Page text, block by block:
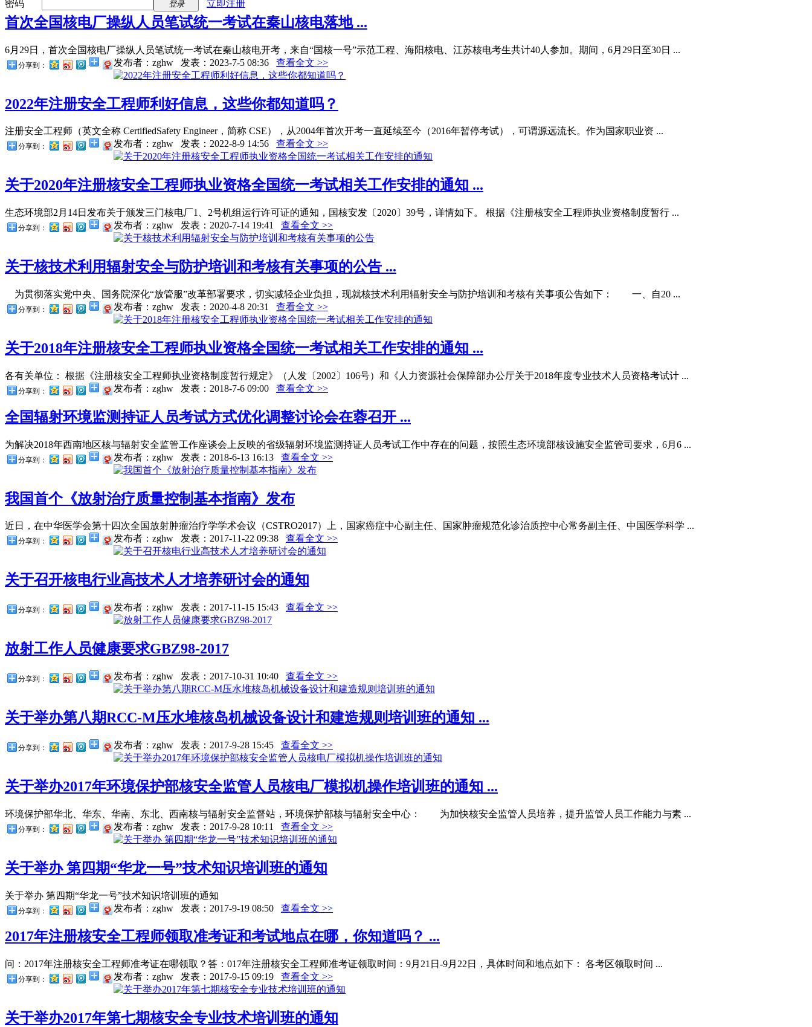
密码 登录 立即注册
首次全国核电厂操纵人员笔试统一考试在秦山核电落地 ...
6月29日，首次全国核电厂操纵人员笔试统一考试在秦山核电开考，来自“国核一号”示范工程、海阳核电、江苏核电考生共计40人参加。期间，6月29日至30日 ...
发布者：zghw
发表：2023-7-5 08:36
分享到： 查看全文 >>
2022年注册安全工程师利好信息，这些你都知道吗？
注册安全工程师（英文全称 CertifiedSafety Engineer，简称 CSE），从2004年首次开考一直延续至今（2016年暂停考试），可谓源远流长。作为国家职业资 ...
发布者：zghw
发表：2022-8-9 14:56
分享到： 查看全文 >>
关于2020年注册核安全工程师执业资格全国统一考试相关工作安排的通知 ...
生态环境部2月14日发布关于颁发三门核电厂1、2号机组运行许可证的通知，国核安发〔2020〕39号，详情如下。 根据《注册核安全工程师执业资格制度暂行 ...
发布者：zghw
发表：2020-7-14 19:41
分享到： 查看全文 >>
关于核技术利用辐射安全与防护培训和考核有关事项的公告 ...
为贯彻落实党中央、国务院深化“放管服”改革部署要求，切实减轻企业负担，现就核技术利用辐射安全与防护培训和考核有关事项公告如下： 一、自20 ...
发布者：zghw
发表：2020-4-8 20:31
分享到： 查看全文 >>
关于2018年注册核安全工程师执业资格全国统一考试相关工作安排的通知 ...
各有关单位： 根据《注册核安全工程师执业资格制度暂行规定》（人发〔2002〕106号）和《人力资源社会保障部办公厅关于2018年度专业技术人员资格考试计 ...
发布者：zghw
发表：2018-7-6 09:00
分享到： 查看全文 >>
全国辐射环境监测持证人员考试方式优化调整讨论会在蓉召开 ...
为解决2018年西南地区核与辐射安全监管工作座谈会上反映的省级辐射环境监测持证人员考试工作中存在的问题，按照生态环境部核设施安全监管司要求，6月6 ...
发布者：zghw
发表：2018-6-13 16:13
分享到： 查看全文 >>
我国首个《放射治疗质量控制基本指南》发布
近日，在中华医学会第十四次全国放射肿瘤治疗学学术会议（CSTRO2017）上，国家癌症中心副主任、国家肿瘤规范化诊治质控中心常务副主任、中国医学科学 ...
发布者：zghw
发表：2017-11-22 09:38
分享到： 查看全文 >>
关于召开核电行业高技术人才培养研讨会的通知
发布者：zghw 发表：2017-11-15 15:43
分享到： 查看全文 >>
放射工作人员健康要求GBZ98-2017
发布者：zghw 发表：2017-10-31 10:40
分享到： 查看全文 >>
关于举办第八期RCC-M压水堆核岛机械设备设计和建造规则培训班的通知 ...
发布者：zghw 发表：2017-9-28 15:45
分享到： 查看全文 >>
关于举办2017年环境保护部核安全监管人员核电厂模拟机操作培训班的通知 ...
环境保护部华北、华东、华南、东北、西南核与辐射安全监督站，环境保护部核与辐射安全中心： 为加快核安全监管人员培养，提升监管人员工作能力与素 ...
发布者：zghw
发表：2017-9-28 10:11
分享到： 查看全文 >>
关于举办 第四期“华龙一号”技术知识培训班的通知
关于举办 第四期“华龙一号”技术知识培训班的通知
发布者：zghw
发表：2017-9-19 08:50
分享到： 查看全文 >>
2017年注册核安全工程师领取准考证和考试地点在哪，你知道吗？ ...
问：2017年注册核安全工程师准考证在哪领取？答：017年注册核安全工程师准考证领取时间：9月21日-9月22日，具体时间和地点如下： 各考区领取时间 ...
发布者：zghw
发表：2017-9-15 09:19
分享到： 查看全文 >>
关于举办2017年第七期核安全专业技术培训班的通知